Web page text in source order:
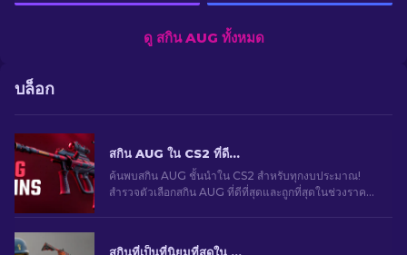
ดู สกิน AUG ทั้งหมด
บล็อก
สกิน AUG ใน CS2 ที่ดีที่สุดในทุกช่วงราคาสําหรับปี 2026
ค้นพบสกิน AUG ชั้นนําใน CS2 สําหรับทุกงบประมาณ!
สํารวจตัวเลือกสกิน AUG ที่ดีที่สุดและถูกที่สุดในช่วงราคา